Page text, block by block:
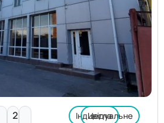
2 Індивідуальне
Цегла